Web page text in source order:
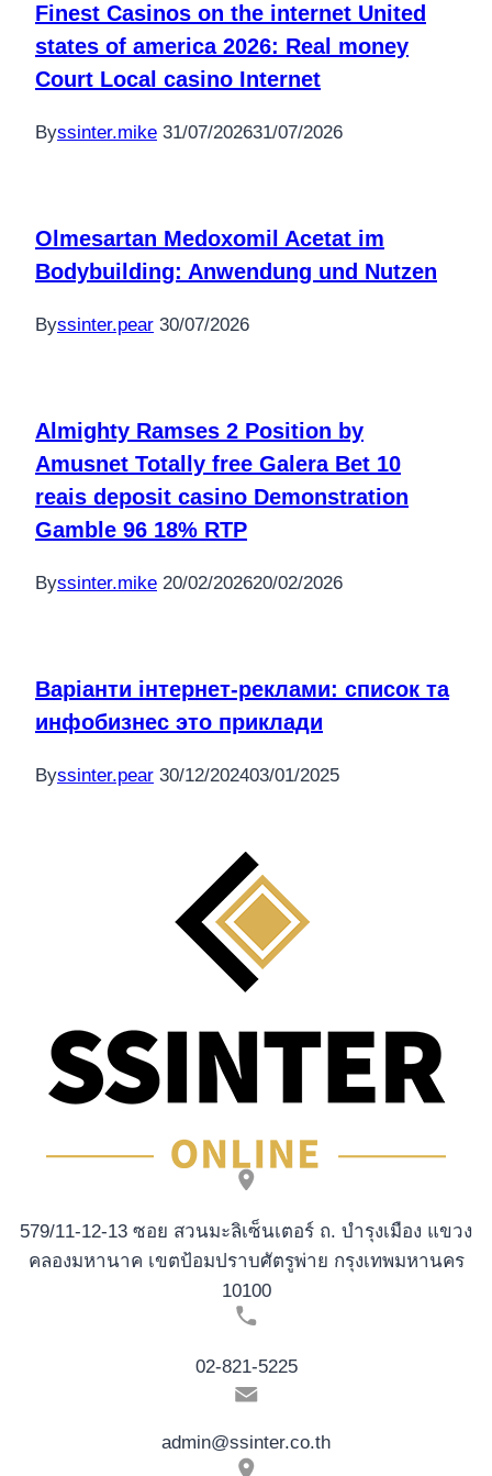
Finest Casinos on the internet United
states of america 2026: Real money
Court Local casino Internet
Byssinter.mike 31/07/202631/07/2026
Olmesartan Medoxomil Acetat im
Bodybuilding: Anwendung und Nutzen
Byssinter.pear 30/07/2026
Almighty Ramses 2 Position by
Amusnet Totally free Galera Bet 10
reais deposit casino Demonstration
Gamble 96 18% RTP
Byssinter.mike 20/02/202620/02/2026
Варіанти інтернет-реклами: список та
инфобизнес это приклади
Byssinter.pear 30/12/202403/01/2025
579/11-12-13 ซอย สวนมะลิเซ็นเตอร์ ถ. บำรุงเมือง แขวง
คลองมหานาค เขตป้อมปราบศัตรูพ่าย กรุงเทพมหานคร
10100
02-821-5225
admin@ssinter.co.th